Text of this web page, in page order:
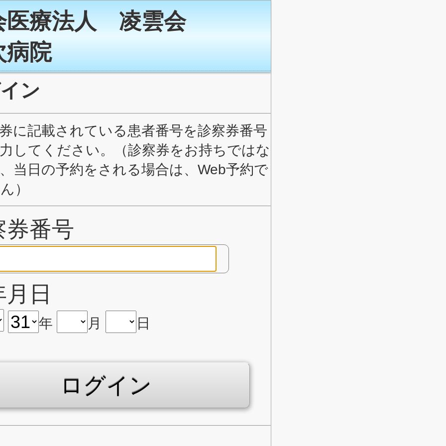
医療法人 凌雲会
病院
ン
に記載されている患者番号を診察券番号
してください。（診察券をお持ちではな
当日の予約をされる場合は、Web予約で
）
券番号
日
年 月 日
ログイン